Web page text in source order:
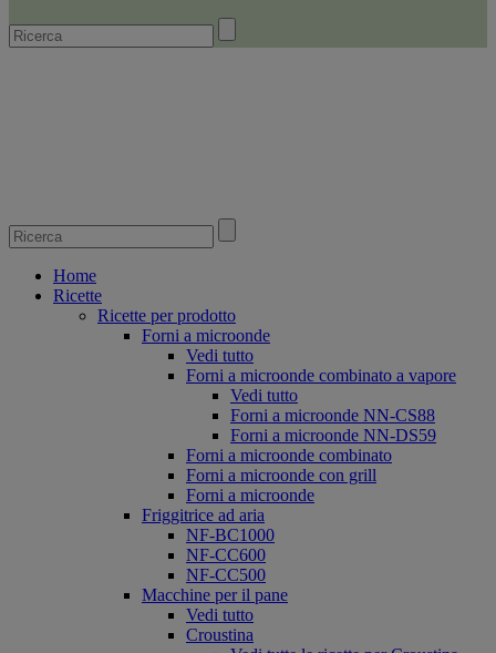
Home
Ricette
Ricette per prodotto
Forni a microonde
Vedi tutto
Forni a microonde combinato a vapore
Vedi tutto
Forni a microonde NN-CS88
Forni a microonde NN-DS59
Forni a microonde combinato
Forni a microonde con grill
Forni a microonde
Friggitrice ad aria
NF-BC1000
NF-CC600
NF-CC500
Macchine per il pane
Vedi tutto
Croustina